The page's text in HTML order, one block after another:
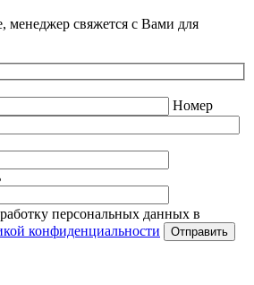
менеджер свяжется с Вами для
Номер
персональных данных в
конфиденциальности Отправить